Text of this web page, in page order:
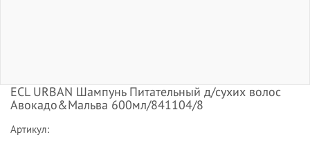
ECL URBAN Шампунь Питательный д/сухих волос
Авокадо&Мальва 600мл/841104/8
Артикул: